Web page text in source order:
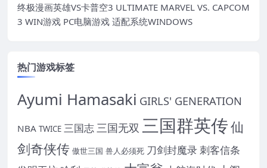
终极漫画英雄VS卡普空3 ULTIMATE MARVEL VS. CAPCOM
3 WIN游戏 PC电脑游戏 适配系统WINDOWS
热门游戏标签
Ayumi Hamasaki GIRLS' GENERATION
NBA TWICE 三国志 三国无双 三国群英传仙
剑奇侠传 傲世三国 兽人必须死 刀剑封魔录刺客信条